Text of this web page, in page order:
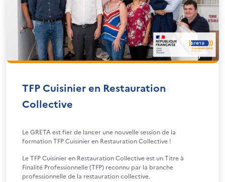
TFP Cuisinier en Restauration
Collective
Le GRETA est fier de lancer une nouvelle session de la
formation TFP Cuisinier en Restauration Collective !
Le TFP Cuisinier en Restauration Collective est un Titre à
Finalité Professionnelle (TFP) reconnu par la branche
professionnelle de la restauration collective.